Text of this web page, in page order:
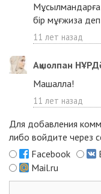
Мұсылмандарға
бір мұғжиза
11 лет назад
Ақшолпан
Машалла!
11 лет назад
Для добавления
либо войдите через
Facebook
Mail.ru